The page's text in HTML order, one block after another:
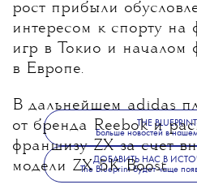
рост прибыли
интересом к спорту
игр в Токио и началом
в Европе.
В дальнейшем adidas
от бренда Reebok и
франшизу ZX за счет
модели ZX 5K Boost.
THE
Больше новостей в
ДОБАВИТЬ НАС В
The Blueprint будет чаще